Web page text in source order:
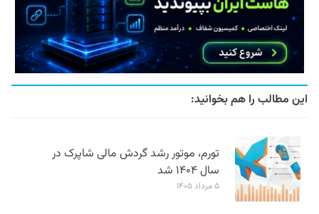
این مطالب را هم بخوانید:
تورم، موتور رشد گردش مالی شاپرک در
سال ۱۴۰۴ شد
۵ مرداد ۱۴۰۵